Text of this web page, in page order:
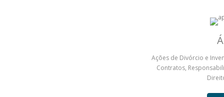
Ações de Divórcio e
Contratos,